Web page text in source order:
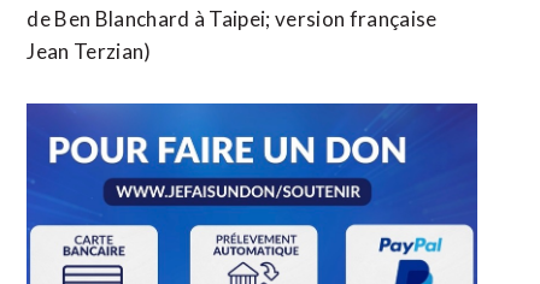
de Ben Blanchard à Taipei; version française
Jean Terzian)